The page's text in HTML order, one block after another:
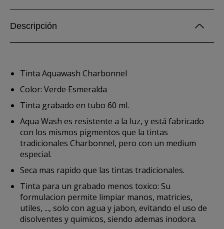
Descripción
Tinta Aquawash Charbonnel
Color: Verde Esmeralda
Tinta grabado en tubo 60 ml.
Aqua Wash es resistente a la luz, y está fabricado
con los mismos pigmentos que la tintas
tradicionales Charbonnel, pero con un medium
especial.
Seca mas rapido que las tintas tradicionales.
Tinta para un grabado menos toxico: Su
formulacion permite limpiar manos, matricies,
utiles, ..., solo con agua y jabon, evitando el uso de
disolventes y quimicos, siendo ademas inodora.